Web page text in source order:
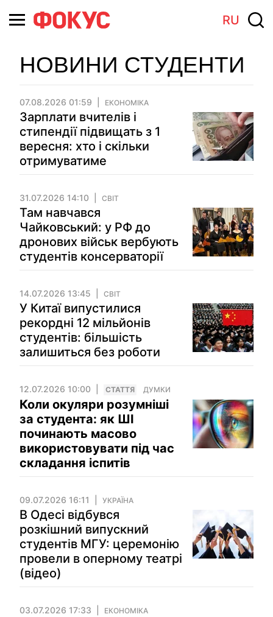
RU
НОВИНИ СТУДЕНТИ
07.08.2026 01:59 ЕКОНОМІКА
Зарплати вчителів і
стипендії підвищать з 1
вересня: хто і скільки
отримуватиме
31.07.2026 14:10 СВІТ
Там навчався
Чайковський: у РФ до
дронових військ вербують
студентів консерваторії
14.07.2026 13:45 СВІТ
У Китаї випустилися
рекордні 12 мільйонів
студентів: більшість
залишиться без роботи
12.07.2026 10:00 СТАТТЯ ДУМКИ
Коли окуляри розумніші
за студента: як ШI
починають масово
використовувати під час
складання іспитів
09.07.2026 16:11 УКРАЇНА
В Одесі відбувся
розкішний випускний
студентів МГУ: церемонію
провели в оперному театрі
(відео)
03.07.2026 17:33 ЕКОНОМІКА